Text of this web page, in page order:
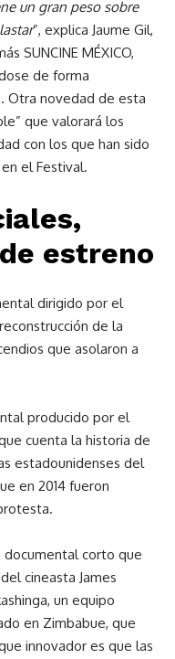
un gran peso sobre
”, explica Jaume Gil,
SUNCINE MÉXICO,
de forma
Otra novedad de esta
que valorará los
con los que han sido
el Festival.
estreno
dirigido por el
de la
que asolaron a
producido por el
cuenta la historia de
estadounidenses del
en 2014 fueron
documental corto que
cineasta James
un equipo
en Zimbabue, que
innovador es que las